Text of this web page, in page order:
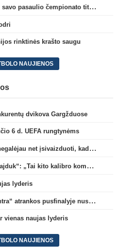
B. Mendy: „Darau ką noriu su savo pasaulio čempionato titulu“
rinktinės krašto saugu
NAUJIENOS
dvikova Gargžduose
6 d. UEFA rungtynėms
M. Capanas: „Prieš pusmetį negalėjau net įsivaizduoti, kad žaisime prieš „Hajduk“
A. Skerla prieš dvikovą su „Hajduk“: „Tai kito kalibro komanda“
lyderis
Persvaros neišsaugojusi „Gintra“ atrankos pusfinalyje nusileido Škotijos čempionėms
vienas naujas lyderis
NAUJIENOS